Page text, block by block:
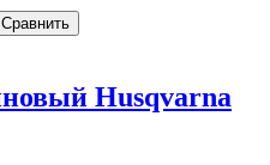
Сравнить
Husqvarna